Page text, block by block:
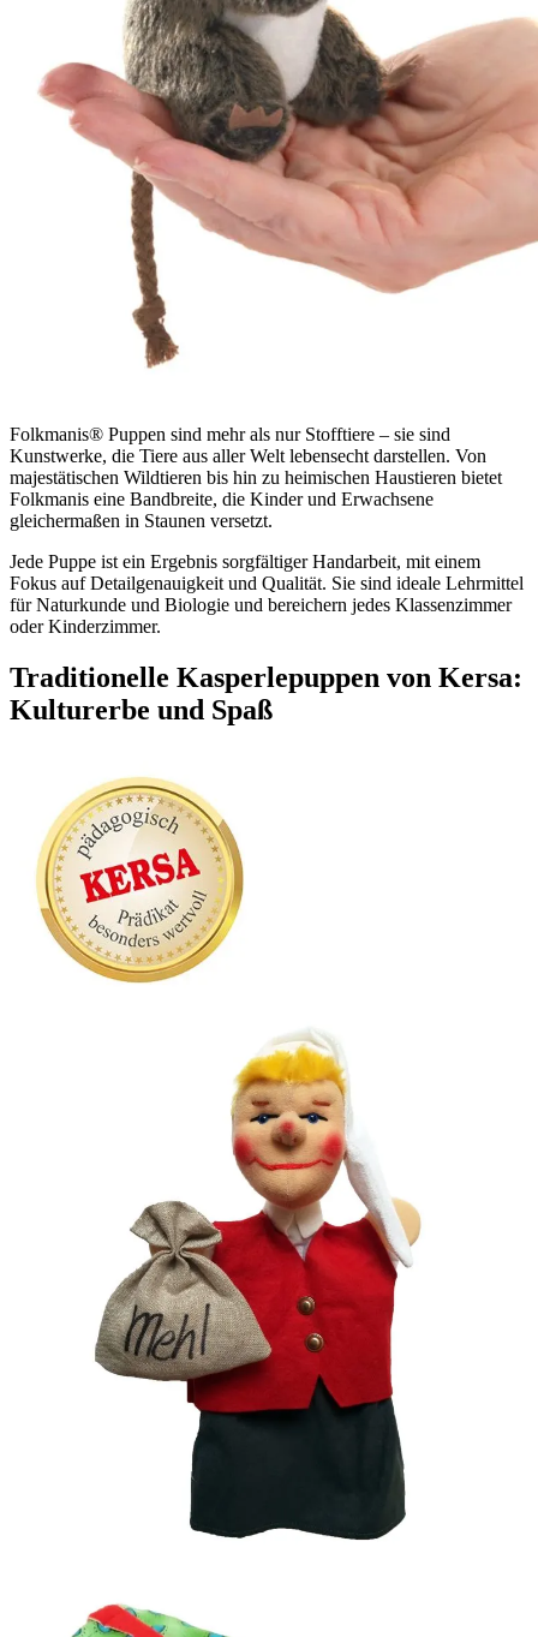
Folkmanis® Puppen sind mehr als nur Stofftiere – sie sind
Kunstwerke, die Tiere aus aller Welt lebensecht darstellen. Von
majestätischen Wildtieren bis hin zu heimischen Haustieren bietet
Folkmanis eine Bandbreite, die Kinder und Erwachsene
gleichermaßen in Staunen versetzt.
Jede Puppe ist ein Ergebnis sorgfältiger Handarbeit, mit einem
Fokus auf Detailgenauigkeit und Qualität. Sie sind ideale Lehrmittel
für Naturkunde und Biologie und bereichern jedes Klassenzimmer
oder Kinderzimmer.
Traditionelle Kasperlepuppen von Kersa:
Kulturerbe und Spaß